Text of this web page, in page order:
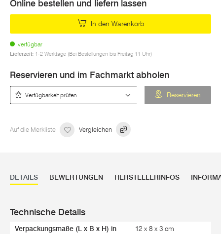
Online bestellen und liefern lassen
In den Warenkorb
verfügbar
Lieferzeit: 1-2 Werktage (Bei Bestellungen bis Freitag 11 Uhr)
Reservieren und im Fachmarkt abholen
Reservieren
Auf die Merkliste Vergleichen
DETAILS BEWERTUNGEN HERSTELLERINFOS
Technische Details
Verpackungsmaße (L x B x H) in
12 x 8 x 3 cm